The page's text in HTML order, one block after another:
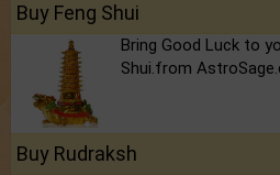
Buy Feng Shui
Bring Good Luck to
Shui.from
Buy Rudraksh